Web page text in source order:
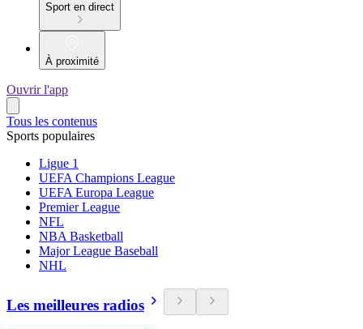
Sport en direct
À proximité
Ouvrir l'app
Tous les contenus
Sports populaires
Ligue 1
UEFA Champions League
UEFA Europa League
Premier League
NFL
NBA Basketball
Major League Baseball
NHL
Les meilleures radios